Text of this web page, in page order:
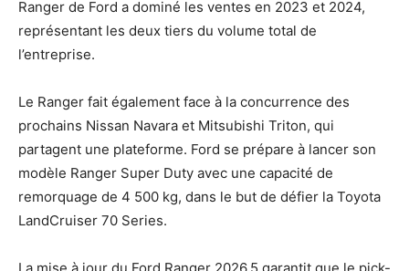
Ranger de Ford a dominé les ventes en 2023 et 2024,
représentant les deux tiers du volume total de
l’entreprise.
Le Ranger fait également face à la concurrence des
prochains Nissan Navara et Mitsubishi Triton, qui
partagent une plateforme. Ford se prépare à lancer son
modèle Ranger Super Duty avec une capacité de
remorquage de 4 500 kg, dans le but de défier la Toyota
LandCruiser 70 Series.